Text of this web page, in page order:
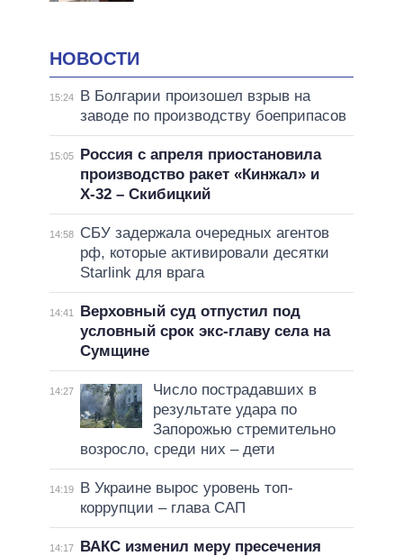
НОВОСТИ
15:24
В Болгарии произошел взрыв на
заводе по производству боеприпасов
15:05
Россия с апреля приостановила
производство ракет «Кинжал» и
Х-32 – Скибицкий
14:58
СБУ задержала очередных агентов
рф, которые активировали десятки
Starlink для врага
14:41
Верховный суд отпустил под
условный срок экс-главу села на
Сумщине
14:27
Число пострадавших в
результате удара по
Запорожью стремительно
возросло, среди них – дети
14:19
В Украине вырос уровень топ-
коррупции – глава САП
14:17
ВАКС изменил меру пресечения